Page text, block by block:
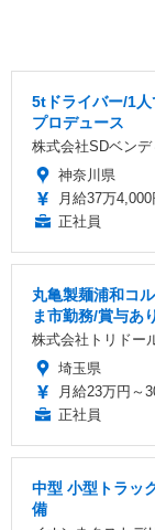
5tドライバー/1
プロデュース
株式会社SDベン
神奈川県
月給37万4,000
正社員
丸亀製麺浦和コ
ま市勤務/賞与あ
株式会社トリドー
埼玉県
月給23万円～
正社員
中型 小型トラッ
備